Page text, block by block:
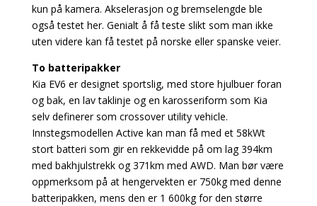
kun på kamera. Akselerasjon og bremselengde ble
også testet her. Genialt å få teste slikt som man ikke
uten videre kan få testet på norske eller spanske veier.
To batteripakker
Kia EV6 er designet sportslig, med store hjulbuer foran
og bak, en lav taklinje og en karosseriform som Kia
selv definerer som crossover utility vehicle.
Innstegsmodellen Active kan man få med et 58kWt
stort batteri som gir en rekkevidde på om lag 394km
med bakhjulstrekk og 371km med AWD. Man bør være
oppmerksom på at hengervekten er 750kg med denne
batteripakken, mens den er 1 600kg for den større